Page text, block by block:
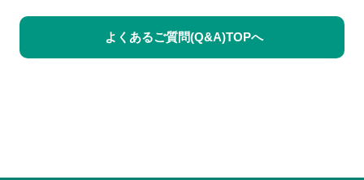
よくあるご質問(Q&A)TOPへ